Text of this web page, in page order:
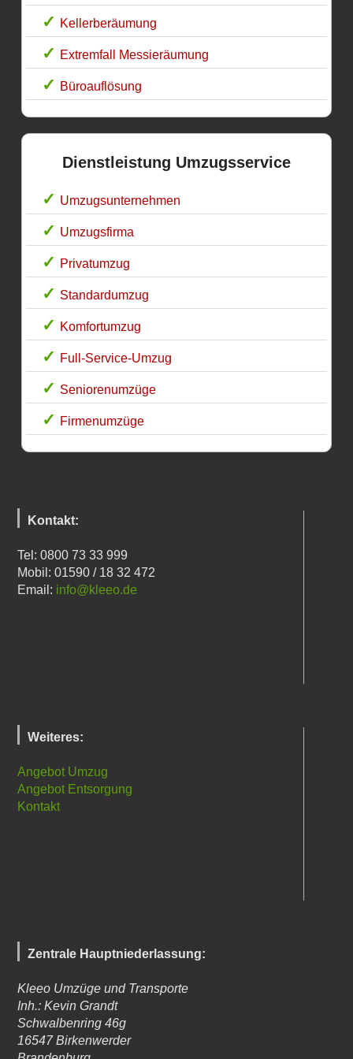
Kellerberäumung
Extremfall Messieräumung
Büroauflösung
Dienstleistung Umzugsservice
Umzugsunternehmen
Umzugsfirma
Privatumzug
Standardumzug
Komfortumzug
Full-Service-Umzug
Seniorenumzüge
Firmenumzüge
Kontakt:
Tel: 0800 73 33 999
Mobil: 01590 / 18 32 472
Email: info@kleeo.de
Weiteres:
Angebot Umzug
Angebot Entsorgung
Kontakt
Zentrale Hauptniederlassung:
Kleeo Umzüge und Transporte
Inh.: Kevin Grandt
Schwalbenring 46g
16547 Birkenwerder